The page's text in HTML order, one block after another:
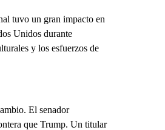
tuvo un gran impacto en
Unidos durante
y los esfuerzos de
El senador
que Trump. Un titular